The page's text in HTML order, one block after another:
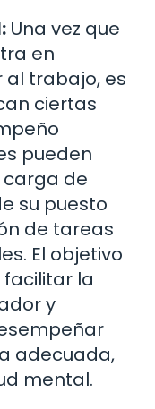
Una vez que
en
al trabajo, es
ciertas
pueden
carga de
su puesto
de tareas
El objetivo
la
y
adecuada,
mental.